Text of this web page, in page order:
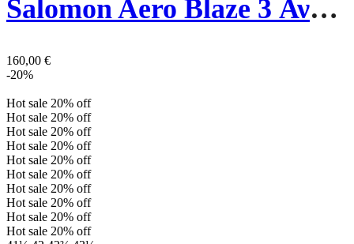
Salomon Aero Blaze 3 Ανδρικό Παπούτσι 479766 Μαύρο
160,00 €
-20%
Hot sale 20% off
Hot sale 20% off
Hot sale 20% off
Hot sale 20% off
Hot sale 20% off
Hot sale 20% off
Hot sale 20% off
Hot sale 20% off
Hot sale 20% off
Hot sale 20% off